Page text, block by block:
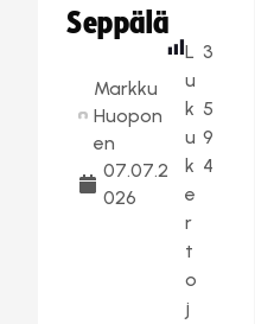
Seppälä
Markku
Huopon
en
07.07.2
026
L
u
k
u
k
e
r
t
o
j
3
5
9
4